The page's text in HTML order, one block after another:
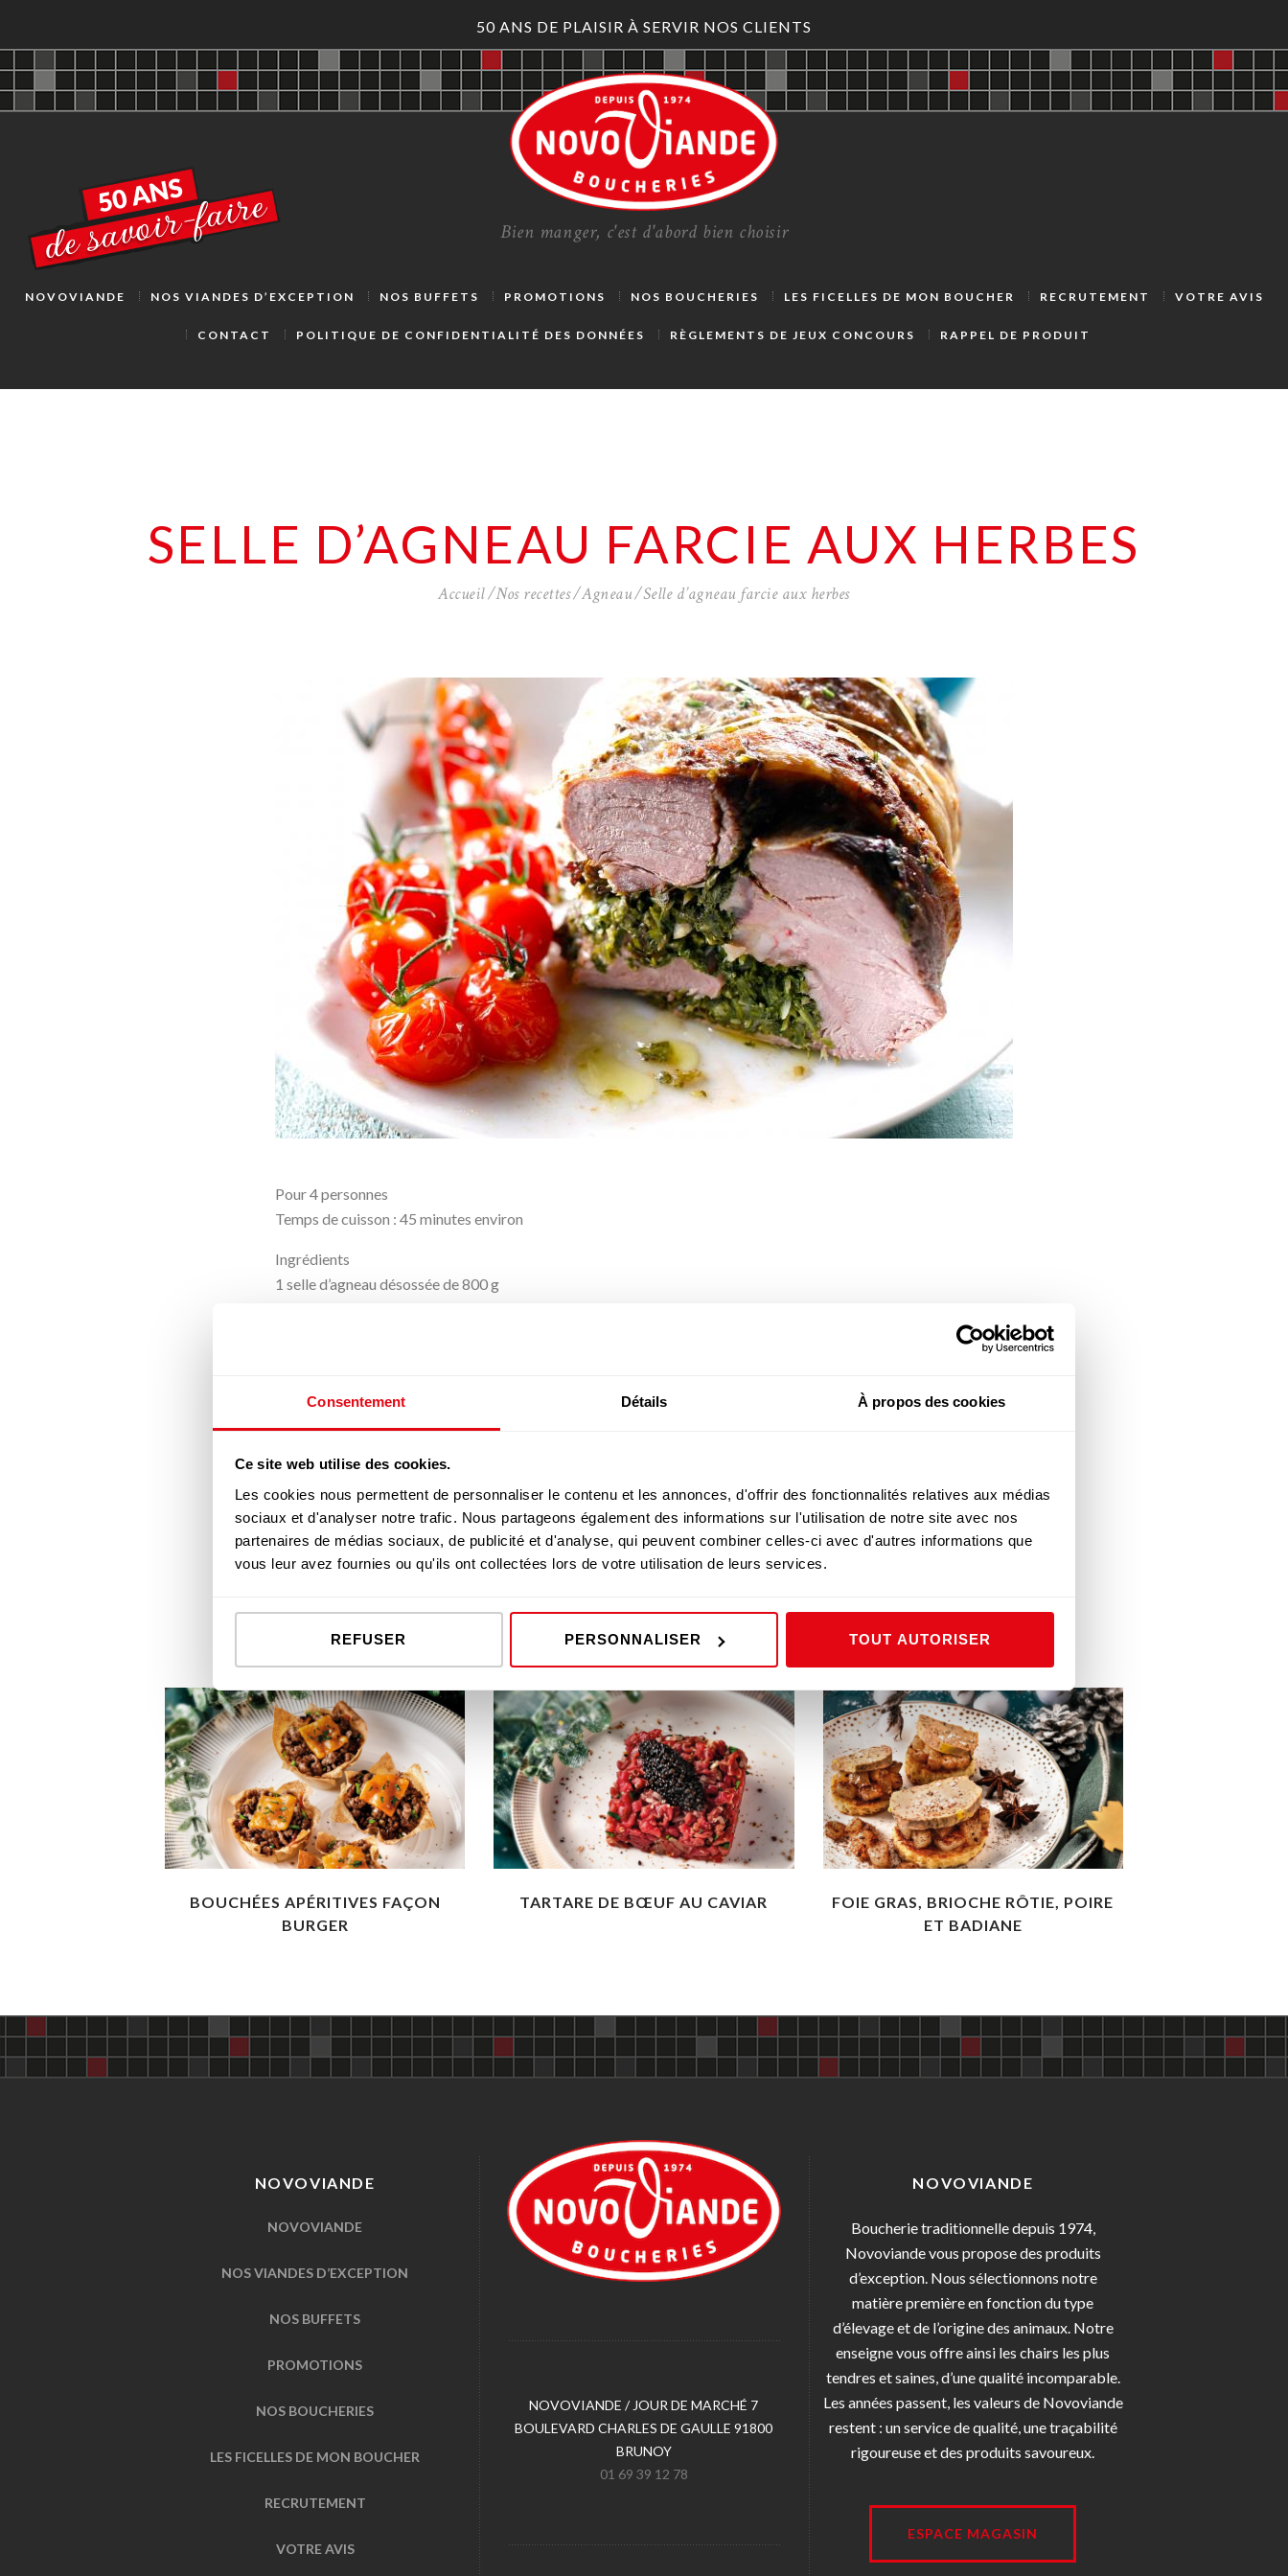
Consentement Détails À propos des cookies
Ce site web utilise des cookies.
Les cookies nous permettent de personnaliser le contenu et les annonces, d'offrir des fonctionnalités relatives aux médias
sociaux et d'analyser notre trafic. Nous partageons également des informations sur l'utilisation de notre site avec nos
partenaires de médias sociaux, de publicité et d'analyse, qui peuvent combiner celles-ci avec d'autres informations que
vous leur avez fournies ou qu'ils ont collectées lors de votre utilisation de leurs services.
REFUSER PERSONNALISER TOUT AUTORISER
50 ANS DE PLAISIR À SERVIR NOS CLIENTS
Bien manger, c'est d'abord bien choisir
NOVOVIANDE NOS VIANDES D’EXCEPTION NOS BUFFETS PROMOTIONS NOS BOUCHERIES LES FICELLES DE MON BOUCHER RECRUTEMENT VOTRE AVIS
CONTACT POLITIQUE DE CONFIDENTIALITÉ DES DONNÉES RÈGLEMENTS DE JEUX CONCOURS RAPPEL DE PRODUIT
SELLE D’AGNEAU FARCIE AUX HERBES
Accueil Nos recettes Agneau Selle d’agneau farcie aux herbes
Pour 4 personnes
Temps de cuisson : 45 minutes environ
Ingrédients
1 selle d’agneau désossée de 800 g
Sel, poivre
finement. Ouvrir la selle d’agneau et disposer une couche de hachis d’herbes. Rouler la selle en rôti et la ficeler
soigneusement. Disposer le rôti dans un plat. Le parsemer du reste du beurre. Saler, poivrer. Enfourner le plat et
faire cuire la selle d’agneau pendant 10 minutes à 250°C en la retournant régulièrement de façon à ce que ses faces
soient toutes dorées puis baisser le four à 200°C (th. 6). Ajouter un peu d’eau et poursuivre la cuisson pendant 40
minutes supplémentaires. Accompagner de pommes persillées, de tomates cerise rôties ou d’une jardinière de
BOUCHÉES APÉRITIVES FAÇON
BURGER
TARTARE DE BŒUF AU CAVIAR
FOIE GRAS, BRIOCHE RÔTIE, POIRE
ET BADIANE
NOVOVIANDE
NOVOVIANDE
NOS VIANDES D’EXCEPTION
NOS BUFFETS
PROMOTIONS
NOS BOUCHERIES
LES FICELLES DE MON BOUCHER
RECRUTEMENT
VOTRE AVIS
NOVOVIANDE / JOUR DE MARCHÉ 7
BOULEVARD CHARLES DE GAULLE 91800
BRUNOY
01 69 39 12 78
NOVOVIANDE
Boucherie traditionnelle depuis 1974,
Novoviande vous propose des produits
d’exception. Nous sélectionnons notre
matière première en fonction du type
d’élevage et de l’origine des animaux. Notre
enseigne vous offre ainsi les chairs les plus
tendres et saines, d’une qualité incomparable.
Les années passent, les valeurs de Novoviande
restent : un service de qualité, une traçabilité
rigoureuse et des produits savoureux.
ESPACE MAGASIN